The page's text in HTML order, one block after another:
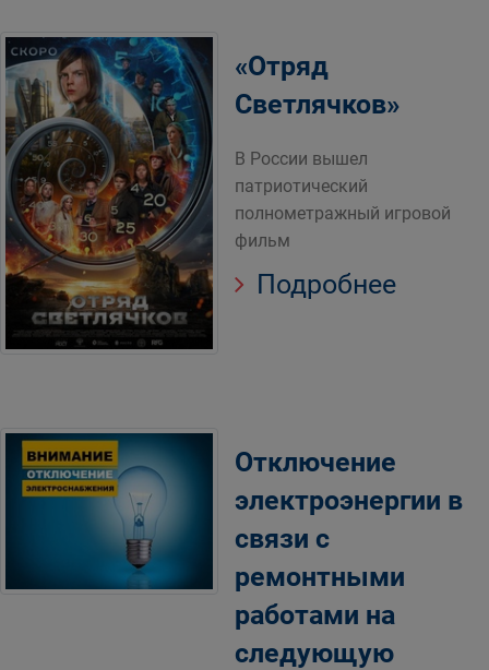
«Отряд
Светлячков»
В России вышел
патриотический
полнометражный игровой
фильм
Подробнее
Отключение
электроэнергии в
связи с
ремонтными
работами на
следующую